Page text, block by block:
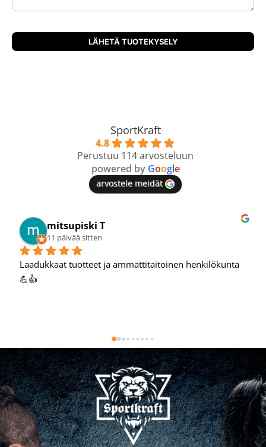
SportKraft
4.8
Perustuu 114 arvosteluun
powered by Google
arvostele meidät
mitsupiski T
11 päivää sitten
Laadukkaat tuotteet ja ammattitaitoinen henkilökunta
💪👍